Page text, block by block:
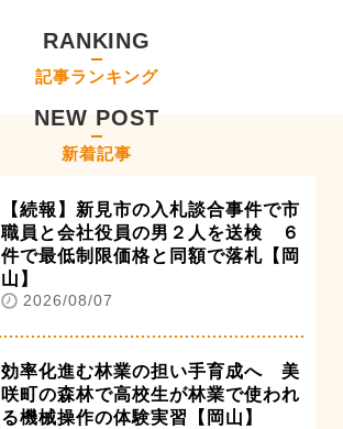
RANKING
記事ランキング
NEW POST
新着記事
【続報】新見市の入札談合事件で市
職員と会社役員の男２人を送検 ６
件で最低制限価格と同額で落札【岡
山】
2026/08/07
効率化進む林業の担い手育成へ 美
咲町の森林で高校生が林業で使われ
る機械操作の体験実習【岡山】